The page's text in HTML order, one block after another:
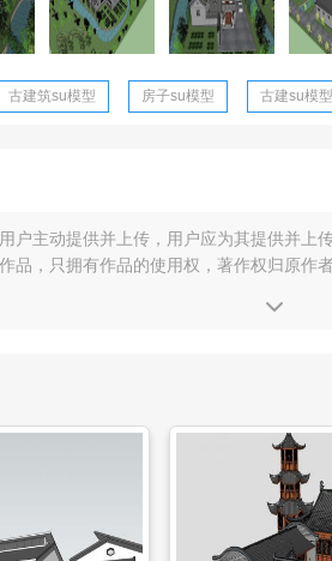
古建筑su模型 房子su模型 古建su模型
户主动提供并上传，用户应为其提供并上
品，只拥有作品的使用权，著作权归原作